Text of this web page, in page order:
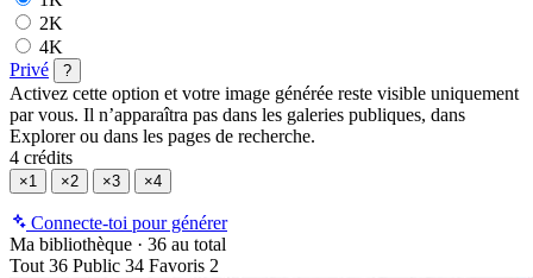
2K
4K
Privé
?
Activez cette option et votre image générée reste visible uniquement
par vous. Il n’apparaîtra pas dans les galeries publiques, dans
Explorer ou dans les pages de recherche.
4 crédits
×1 ×2 ×3 ×4
Connecte-toi pour générer
Ma bibliothèque · 36 au total
Tout 36 Public 34 Favoris 2